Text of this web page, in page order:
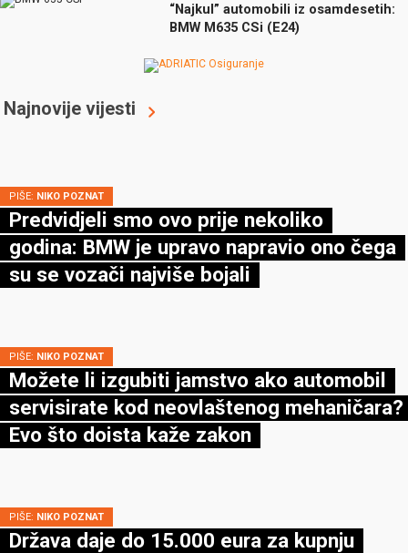
“Najkul” automobili iz osamdesetih:
BMW M635 CSi (E24)
Najnovije vijesti
PIŠE: NIKO POZNAT
Predvidjeli smo ovo prije nekoliko
godina: BMW je upravo napravio ono čega
su se vozači najviše bojali
PIŠE: NIKO POZNAT
Možete li izgubiti jamstvo ako automobil
servisirate kod neovlaštenog mehaničara?
Evo što doista kaže zakon
PIŠE: NIKO POZNAT
Država daje do 15.000 eura za kupnju